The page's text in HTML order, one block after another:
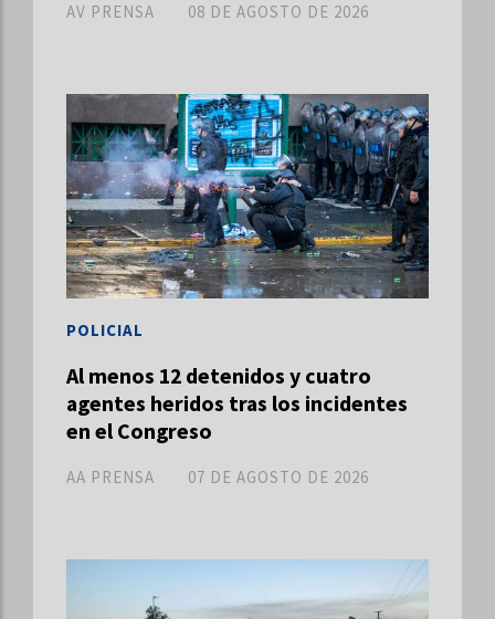
AV PRENSA 08 DE AGOSTO DE 2026
Al menos 12 detenidos y cuatro
agentes heridos tras los incidentes
en el Congreso
AA PRENSA
POLICIAL
07 DE AGOSTO DE 2026